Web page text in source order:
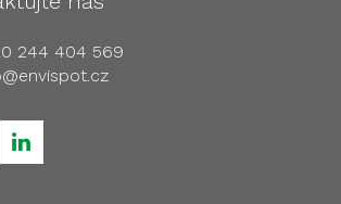
244 404 569